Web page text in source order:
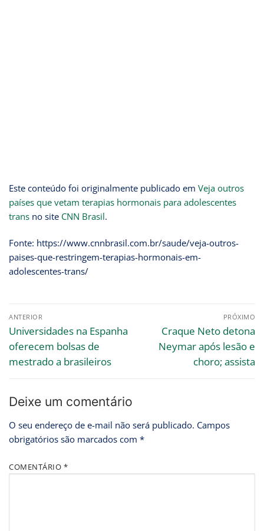
Este conteúdo foi originalmente publicado em Veja outros
países que vetam terapias hormonais para adolescentes
trans no site CNN Brasil.
Fonte: https://www.cnnbrasil.com.br/saude/veja-outros-
paises-que-restringem-terapias-hormonais-em-
adolescentes-trans/
ANTERIOR
Universidades na Espanha
oferecem bolsas de
mestrado a brasileiros
PRÓXIMO
Craque Neto detona
Neymar após lesão e
choro; assista
Deixe um comentário
O seu endereço de e-mail não será publicado. Campos
obrigatórios são marcados com *
COMENTÁRIO *